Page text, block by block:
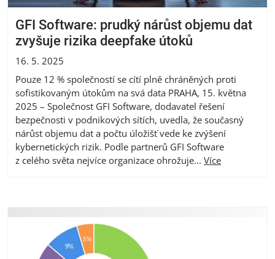
GFI Software: prudký nárůst objemu dat
zvyšuje rizika deepfake útoků
16. 5. 2025
Pouze 12 % společností se cítí plně chráněných proti
sofistikovaným útokům na svá data PRAHA, 15. května
2025 – Společnost GFI Software, dodavatel řešení
bezpečnosti v podnikových sítích, uvedla, že současný
nárůst objemu dat a počtu úložišť vede ke zvýšení
kybernetických rizik. Podle partnerů GFI Software
z celého světa nejvíce organizace ohrožuje... Více